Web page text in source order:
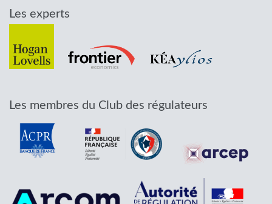
Les experts
Les membres du Club des régulateurs